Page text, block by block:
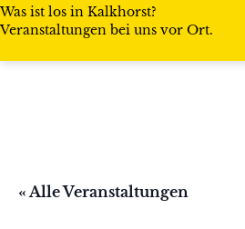
Was ist los in Kalkhorst?
Veranstaltungen bei uns vor Ort.
« Alle Veranstaltungen